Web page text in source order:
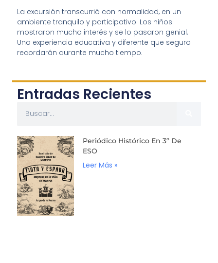
La excursión transcurrió con normalidad, en un
ambiente tranquilo y participativo. Los niños
mostraron mucho interés y se lo pasaron genial.
Una experiencia educativa y diferente que seguro
recordarán durante mucho tiempo.
Entradas Recientes
Periódico Histórico En 3º De
ESO
Leer Más »